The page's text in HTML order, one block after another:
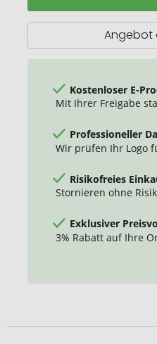
Hoody
Angebot
Kostenloser E-
Mit Ihrer Freigabe
Professioneller
Wir prüfen Ihr Logo
Risikofreies
Stornieren ohne
Exklusiver
3% Rabatt auf Ihre